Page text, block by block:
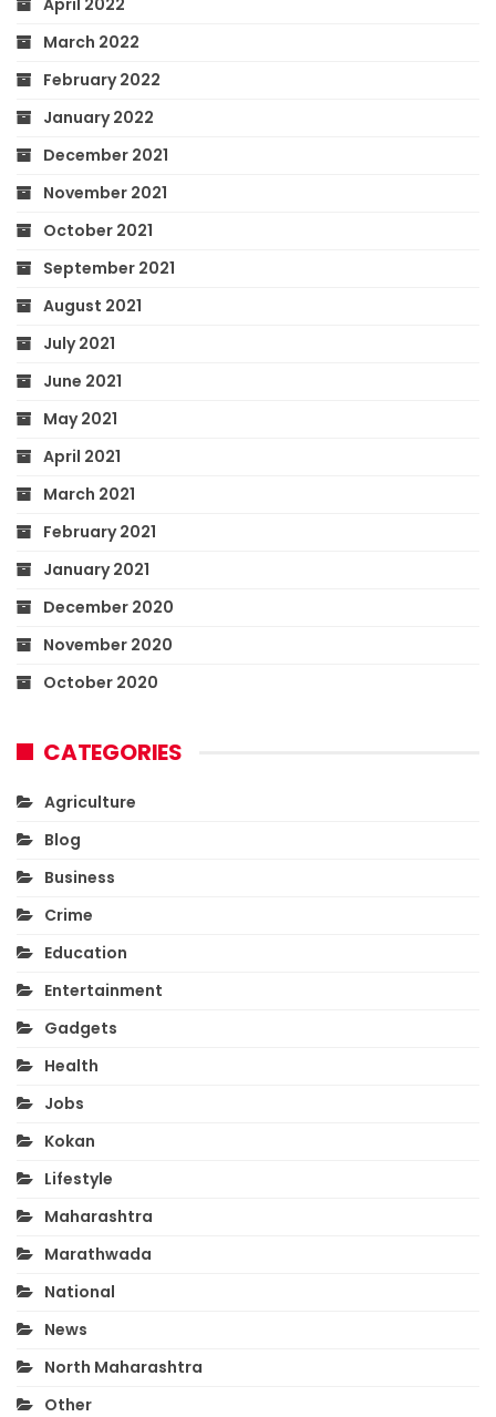
March 2022
February 2022
January 2022
December 2021
November 2021
October 2021
September 2021
August 2021
July 2021
June 2021
May 2021
April 2021
March 2021
February 2021
January 2021
December 2020
November 2020
October 2020
CATEGORIES
Agriculture
Blog
Business
Crime
Education
Entertainment
Gadgets
Health
Jobs
Kokan
Lifestyle
Maharashtra
Marathwada
National
News
North Maharashtra
Other